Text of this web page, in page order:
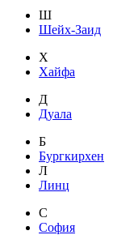
Ш
Шейх-Заид
Х
Хайфа
Д
Дуала
Б
Бургкирхен
Л
Линц
С
София